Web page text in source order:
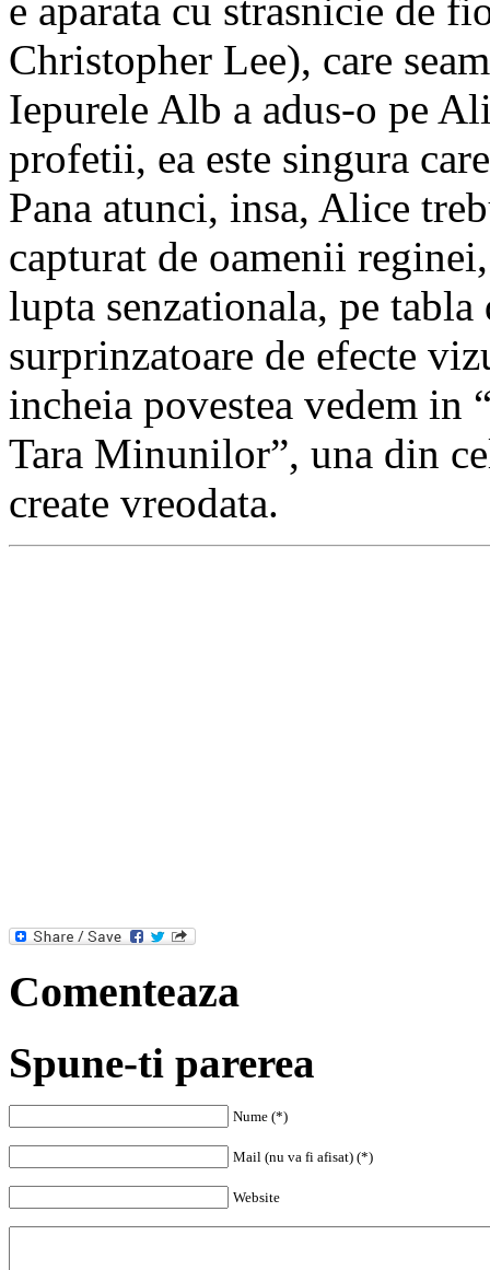
e aparata cu strasnicie de
Christopher Lee), care
Iepurele Alb a adus-o pe
profetii, ea este singura
Pana atunci, insa, Alice
capturat de oamenii
lupta senzationala, pe tabla
surprinzatoare de efecte
incheia povestea vedem
Tara Minunilor”, una din
create vreodata.
Comenteaza
Spune-ti parerea
Nume (*)
Mail (nu va fi afisat) (*)
Website